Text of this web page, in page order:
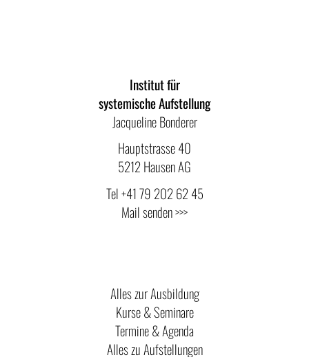
Institut für
systemische Aufstellung
Jacqueline Bonderer
Hauptstrasse 40
5212 Hausen AG
Tel+41 79 202 62 45
Mail senden >>>
Alles zur Ausbildung
Kurse & Seminare
Termine & Agenda
Alles zu Aufstellungen